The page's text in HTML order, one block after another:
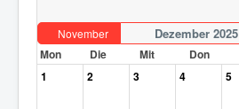
November Dezember 2025
Mon Die Mit Don
1
2 3 4 5